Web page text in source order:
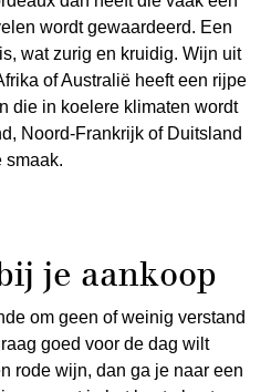
wordt gewaardeerd. Een
wat zurig en kruidig. Wijn uit
of Australië heeft een rijpe
die in koelere klimaten wordt
Noord-Frankrijk of Duitsland
smaak.
je aankoop
om geen of weinig verstand
goed voor de dag wilt
rode wijn, dan ga je naar een